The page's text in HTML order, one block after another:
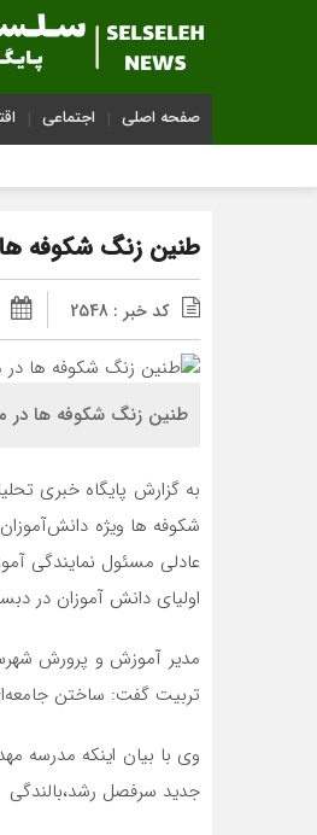
صفحه اصلی اجتماعی
طنین زنگ شکوفه
کد خبر : 2548
طنین زنگ شکوفه ها در
شکوفه ها ویژه
عادلی مسئول نمایندگی
اولیای دانش آموزان در
مدیر آموزش و پرورش
تربیت گفت: ساختن
وی با بیان اینکه مدرسه
جدید سرفصل رشد،بالندگی